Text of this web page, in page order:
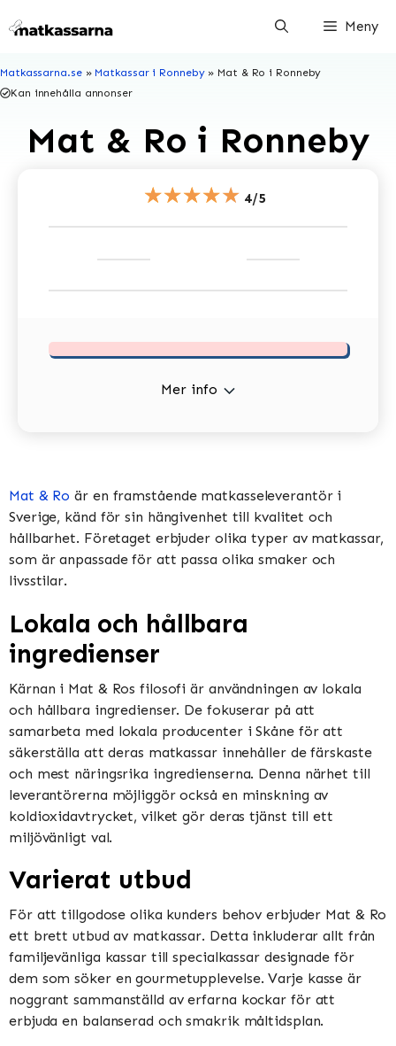
till
Meny
Matkassarna.se» Matkassar i Ronneby» Mat & Ro i Ronneby
Kan innehålla annonser
Mat & Ro i Ronneby
★★★★★ 4/5
Mer info
Mat & Ro är en framstående matkasseleverantör i
Sverige, känd för sin hängivenhet till kvalitet och
hållbarhet. Företaget erbjuder olika typer av matkassar,
som är anpassade för att passa olika smaker och
livsstilar.
Lokala och hållbara
ingredienser
Kärnan i Mat & Ros filosofi är användningen av lokala
och hållbara ingredienser. De fokuserar på att
samarbeta med lokala producenter i Skåne för att
säkerställa att deras matkassar innehåller de färskaste
och mest näringsrika ingredienserna. Denna närhet till
leverantörerna möjliggör också en minskning av
koldioxidavtrycket, vilket gör deras tjänst till ett
miljövänligt val.
Varierat utbud
För att tillgodose olika kunders behov erbjuder Mat & Ro
ett brett utbud av matkassar. Detta inkluderar allt från
familjevänliga kassar till specialkassar designade för
dem som söker en gourmetupplevelse. Varje kasse är
noggrant sammanställd av erfarna kockar för att
erbjuda en balanserad och smakrik måltidsplan.